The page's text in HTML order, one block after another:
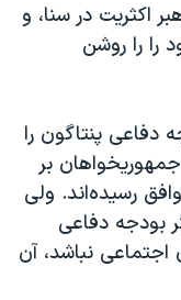
اکثریت در سنا، و
را را روشن
دفاعی پنتاگون را
بر
به توافق رسیده‌اند. ولی
بودجه دفاعی
نباشد، آن